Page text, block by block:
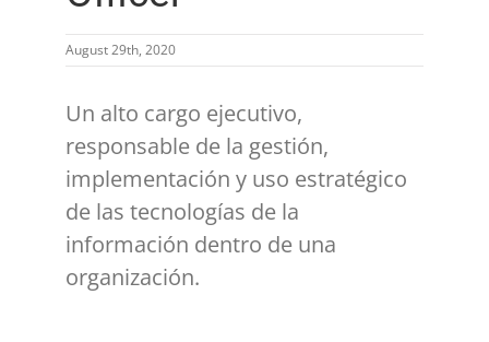
August 29th, 2020
Un alto cargo ejecutivo,
responsable de la gestión,
implementación y uso estratégico
de las tecnologías de la
información dentro de una
organización.